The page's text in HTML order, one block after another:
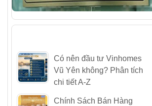
Có nên đầu tư Vinhomes
Vũ Yên không? Phân tích
chi tiết A-Z
Chính Sách Bán Hàng